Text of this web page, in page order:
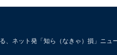
ネット発「知ら（なきゃ）損」ニュ